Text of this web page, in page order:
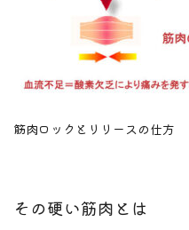
筋肉ロックとリリースの仕方
その硬い筋肉とは